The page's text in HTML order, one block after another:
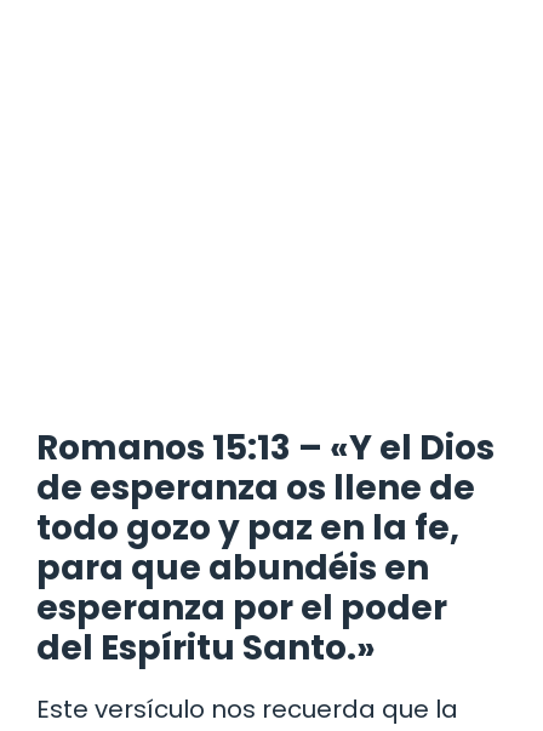
Romanos 15:13 – «Y el Dios
de esperanza os llene de
todo gozo y paz en la fe,
para que abundéis en
esperanza por el poder
del Espíritu Santo.»
Este versículo nos recuerda que la